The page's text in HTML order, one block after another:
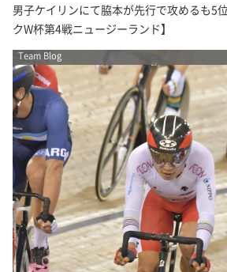
男子ケイリンにて脇本が先行で攻めるも5
クW杯第4戦ニュージーランド】
Team Blog